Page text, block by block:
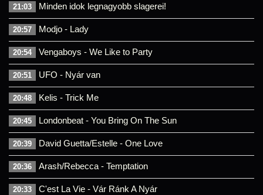
21:03 Minden idok legnagyobb slagerei!
20:57 Modjo - Lady
20:54 Vengaboys - We Like to Party
20:51 UFO - Nyár van
20:48 Kelis - Trick Me
20:45 Londonbeat - You Bring On The Sun
20:39 David Guetta/Estelle - One Love
20:36 Arash/Rebecca - Temptation
20:33 C'est La Vie - Vár Ránk A Nyár